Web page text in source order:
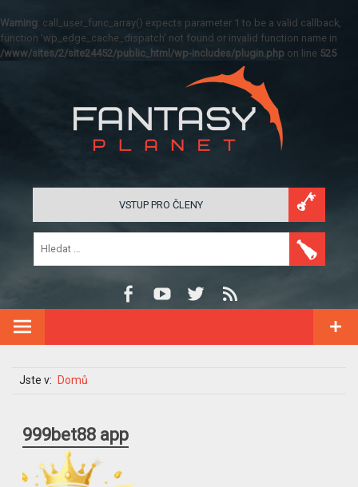
Warning: call_user_func_array() expects parameter 1 to be a valid callback,
function 'wp_edge_cache_dispatch' not found or invalid function name in
/www/sites/2/site24452/public_html/wp-includes/plugin.php on line 525
VSTUP PRO ČLENY
Jste v: Domů
999bet88 app